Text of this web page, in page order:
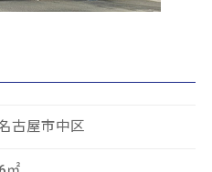
古屋市中区